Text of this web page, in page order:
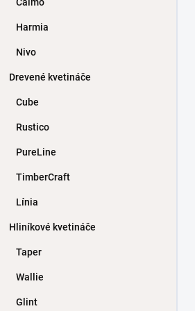
Harmia
Nivo
Drevené kvetináče
Cube
Rustico
PureLine
TimberCraft
Línia
Hliníkové kvetináče
Taper
Wallie
Glint